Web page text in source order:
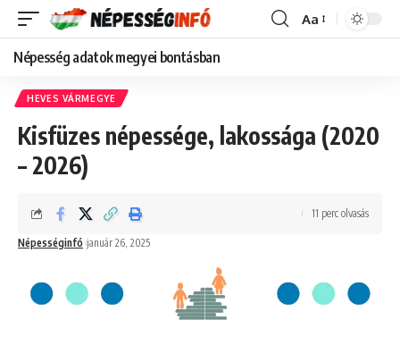
Font
Aa
Népesség adatok megyei bontásban
HEVES VÁRMEGYE
Kisfüzes népessége, lakossága (2020
– 2026)
Népességinfó január 26, 2025
11 perc olvasás